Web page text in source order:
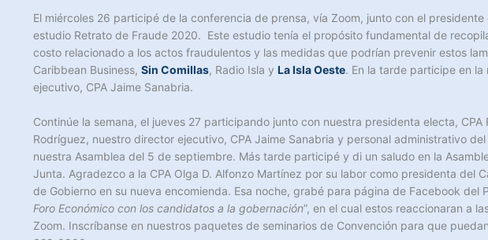
El miércoles 26 participé de la conferencia de prensa, vía Zoom, junto con el
estudio Retrato de Fraude 2020. Este estudio tenía el propósito fundamental de
costo relacionado a los actos fraudulentos y las medidas que podrían prevenir estos
Caribbean Business, Sin Comillas, Radio Isla y La Isla Oeste. En la tarde participe en
ejecutivo, CPA Jaime Sanabria.
Continúe la semana, el jueves 27 participando junto con nuestra presidenta electa,
Rodríguez, nuestro director ejecutivo, CPA Jaime Sanabria y personal administrativo
nuestra Asamblea del 5 de septiembre. Más tarde participé y di un saludo en la
Junta. Agradezco a la CPA Olga D. Alfonzo Martínez por su labor como presidenta del
de Gobierno en su nueva encomienda. Esa noche, grabé para página de Facebook
Foro Económico con los candidatos a la gobernación”, en el cual estos reaccionaran a
Zoom. Inscríbanse en nuestros paquetes de seminarios de Convención para que